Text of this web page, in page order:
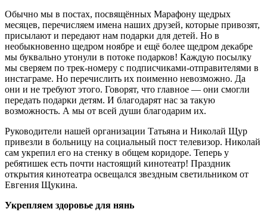
Обычно мы в постах, посвящённых Марафону щедрых
месяцев, перечисляем имена наших друзей, которые привозят,
присылают и передают нам подарки для детей. Но в
необыкновенно щедром ноябре и ещё более щедром декабре
мы буквально утонули в потоке подарков! Каждую посылку
мы сверяем по трек-номеру с подписчиками-отправителями в
инстаграме. Но перечислить их поименно невозможно. Да
они и не требуют этого. Говорят, что главное — они смогли
передать подарки детям. И благодарят нас за такую
возможность. А мы от всей души благодарим их.
Руководители нашей организации Татьяна и Николай Щур
привезли в больницу на социальный пост телевизор. Николай
сам укрепил его на стенку в общем коридоре. Теперь у
ребятишек есть почти настоящий кинотеатр! Праздник
открытия кинотеатра освещался звездным светильником от
Евгения Щукина.
Укрепляем здоровье для нянь